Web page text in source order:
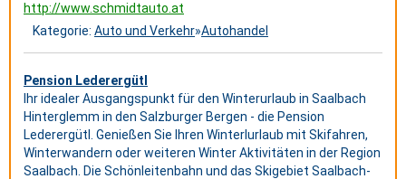
http://www.schmidtauto.at
Kategorie: Auto und Verkehr»Autohandel
Pension Lederergütl
Ihr idealer Ausgangspunkt für den Winterurlaub in Saalbach
Hinterglemm in den Salzburger Bergen - die Pension
Lederergütl. Genießen Sie Ihren Winterlurlaub mit Skifahren,
Winterwandern oder weiteren Winter Aktivitäten in der Region
Saalbach. Die Schönleitenbahn und das Skigebiet Saalbach-